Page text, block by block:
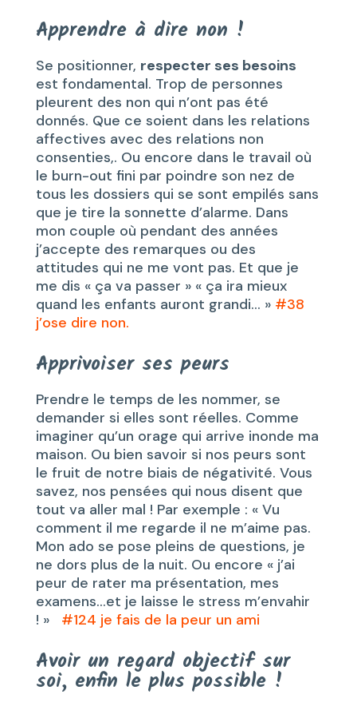
Apprendre à dire non !
Se positionner, respecter ses besoins
est fondamental. Trop de personnes
pleurent des non qui n’ont pas été
donnés. Que ce soient dans les relations
affectives avec des relations non
consenties,. Ou encore dans le travail où
le burn-out fini par poindre son nez de
tous les dossiers qui se sont empilés sans
que je tire la sonnette d’alarme. Dans
mon couple où pendant des années
j’accepte des remarques ou des
attitudes qui ne me vont pas. Et que je
me dis « ça va passer » « ça ira mieux
quand les enfants auront grandi… » #38
j’ose dire non.
Apprivoiser ses peurs
Prendre le temps de les nommer, se
demander si elles sont réelles. Comme
imaginer qu’un orage qui arrive inonde ma
maison. Ou bien savoir si nos peurs sont
le fruit de notre biais de négativité. Vous
savez, nos pensées qui nous disent que
tout va aller mal ! Par exemple : « Vu
comment il me regarde il ne m’aime pas.
Mon ado se pose pleins de questions, je
ne dors plus de la nuit. Ou encore « j’ai
peur de rater ma présentation, mes
examens…et je laisse le stress m’envahir
! »
#124 je fais de la peur un ami
Avoir un regard objectif sur
soi, enfin le plus possible !